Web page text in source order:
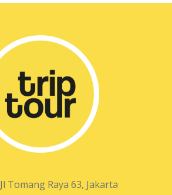
Jl Tomang Raya 63, Jakarta